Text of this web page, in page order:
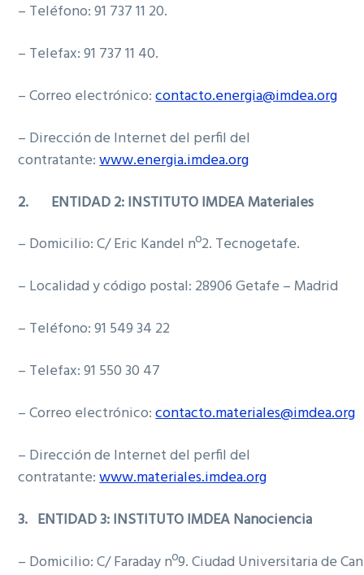
– Teléfono: 91 737 11 20.
– Telefax: 91 737 11 40.
– Correo electrónico:contacto.energia@imdea.org
– Dirección de Internet del perfil del
contratante:www.energia.imdea.org
2. ENTIDAD 2: INSTITUTO IMDEA Materiales
– Domicilio: C/ Eric Kandel nº2. Tecnogetafe.
– Localidad y código postal: 28906 Getafe – Madrid
– Teléfono: 91 549 34 22
– Telefax: 91 550 30 47
– Correo electrónico:contacto.materiales@imdea.org
– Dirección de Internet del perfil del
contratante:www.materiales.imdea.org
3. ENTIDAD 3: INSTITUTO IMDEA Nanociencia
– Domicilio: C/ Faraday nº9. Ciudad Universitaria de